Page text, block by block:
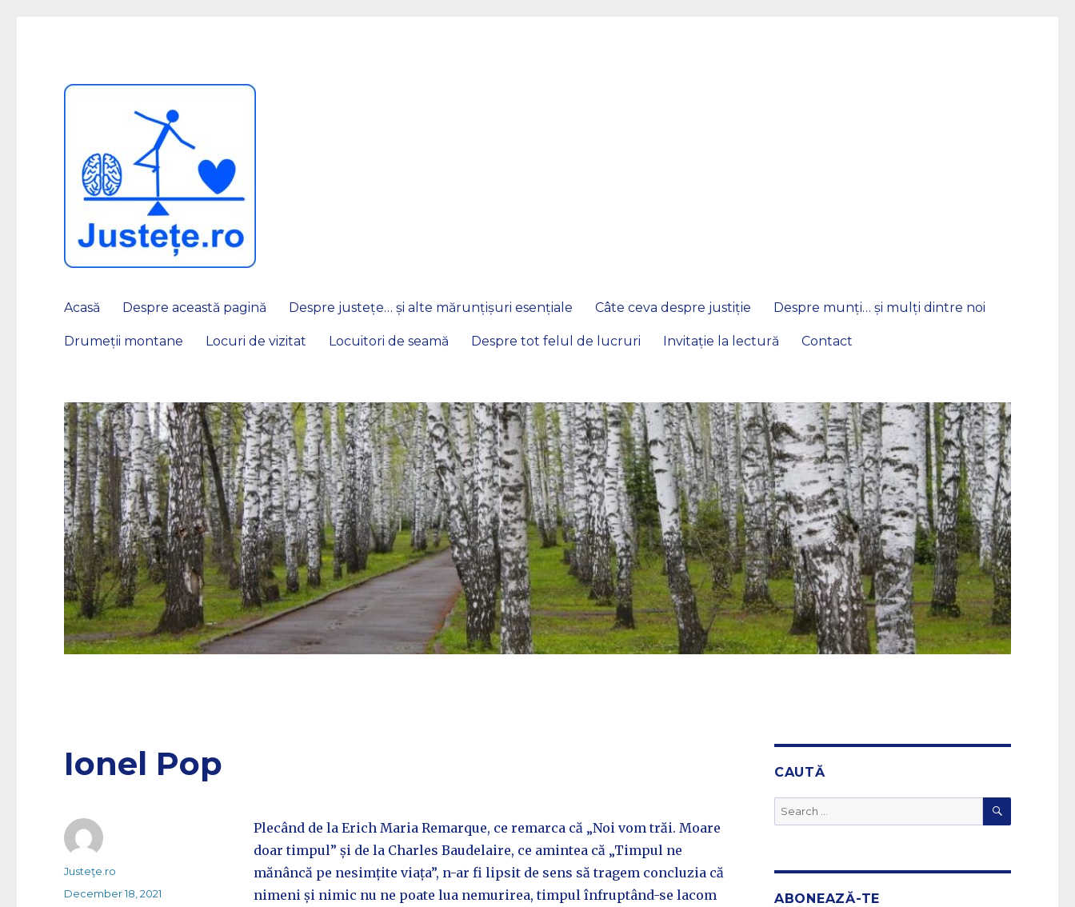
Acasă Despre această pagină Despre justețe… și alte mărunțișuri esențiale Câte ceva despre justiție Despre munți… și mulți dintre noi
Drumeții montane Locuri de vizitat Locuitori de seamă Despre tot felul de lucruri Invitație la lectură Contact
Ionel Pop
Plecând de la Erich Maria Remarque, ce remarca că „Noi vom trăi. Moare
doar timpul” și de la Charles Baudelaire, ce amintea că „Timpul ne
mănâncă pe nesimțite viața”, n-ar fi lipsit de sens să tragem concluzia că
nimeni și nimic nu ne poate lua nemurirea, timpul înfruptând-se lacom
Author
Justeţe.ro
Posted
December 18, 2021
CAUTĂ
Search
for:
SEARCH
ABONEAZĂ-TE